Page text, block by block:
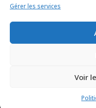
Gérer les services
Voir
TCHEYA © 2017 –